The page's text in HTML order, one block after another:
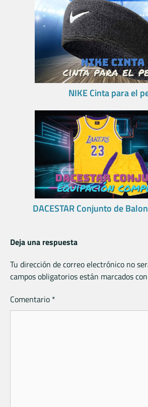
NIKE Cinta para el
DACESTAR Conjunto de
Deja una respuesta
Tu dirección de correo electrónico no
campos obligatorios están marcados con
Comentario *